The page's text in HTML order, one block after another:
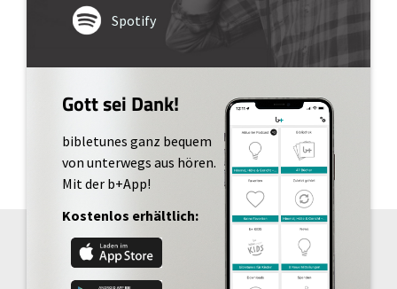
Spotify
Gott sei Dank!
bibletunes ganz bequem
von unterwegs aus hören.
Mit der b+App!
Kostenlos erhältlich: